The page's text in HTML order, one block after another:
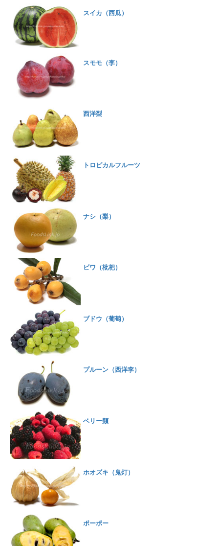
スイカ（西瓜）
スモモ（李）
西洋梨
トロピカルフルーツ
ナシ（梨）
ビワ（枇杷）
ブドウ（葡萄）
プルーン（西洋李）
ベリー類
ホオズキ（鬼灯）
ポーポー